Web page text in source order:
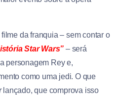
da franquia – sem contar o
Star Wars” – será
personagem Rey e,
como uma jedi. O que
lançado, que comprova isso